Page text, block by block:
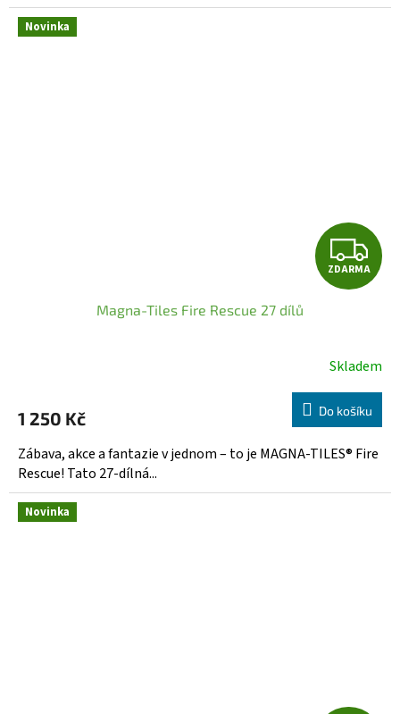
Novinka
Z
D
R
M
A
ZDARMA
Magna-Tiles Fire Rescue 27 dílů
Skladem
1 250 Kč Do košíku
Zábava, akce a fantazie v jednom – to je MAGNA-TILES® Fire
Rescue! Tato 27-dílná...
Novinka